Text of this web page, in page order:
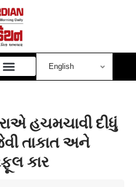
હચમચાવી દીધું
તાકાત અને
કાર